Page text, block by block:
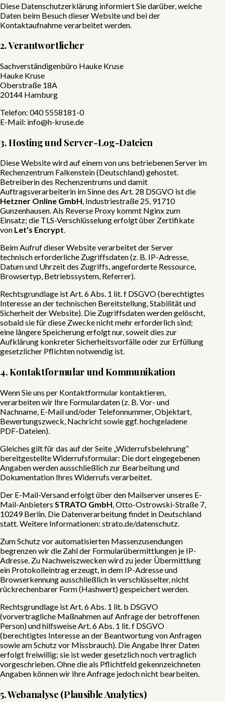
Diese Datenschutzerklärung informiert Sie darüber, welche
Daten beim Besuch dieser Website und bei der
Kontaktaufnahme verarbeitet werden.
2. Verantwortlicher
Sachverständigenbüro Hauke Kruse
Hauke Kruse
Oberstraße 18A
20144 Hamburg
Telefon: 040 5558181-0
E-Mail: info@h-kruse.de
3. Hosting und Server-Log-Dateien
Diese Website wird auf einem von uns betriebenen Server im
Rechenzentrum Falkenstein (Deutschland) gehostet.
Betreiberin des Rechenzentrums und damit
Auftragsverarbeiterin im Sinne des Art. 28 DSGVO ist die
Hetzner Online GmbH, Industriestraße 25, 91710
Gunzenhausen. Als Reverse Proxy kommt Nginx zum
Einsatz; die TLS-Verschlüsselung erfolgt über Zertifikate
von Let's Encrypt.
Beim Aufruf dieser Website verarbeitet der Server
technisch erforderliche Zugriffsdaten (z. B. IP-Adresse,
Datum und Uhrzeit des Zugriffs, angeforderte Ressource,
Browsertyp, Betriebssystem, Referrer).
Rechtsgrundlage ist Art. 6 Abs. 1 lit. f DSGVO (berechtigtes
Interesse an der technischen Bereitstellung, Stabilität und
Sicherheit der Website). Die Zugriffsdaten werden gelöscht,
sobald sie für diese Zwecke nicht mehr erforderlich sind;
eine längere Speicherung erfolgt nur, soweit dies zur
Aufklärung konkreter Sicherheitsvorfälle oder zur Erfüllung
gesetzlicher Pflichten notwendig ist.
4. Kontaktformular und Kommunikation
Wenn Sie uns per Kontaktformular kontaktieren,
verarbeiten wir Ihre Formulardaten (z. B. Vor- und
Nachname, E-Mail und/oder Telefonnummer, Objektart,
Bewertungszweck, Nachricht sowie ggf. hochgeladene
PDF-Dateien).
Gleiches gilt für das auf der Seite „Widerrufsbelehrung“
bereitgestellte Widerrufsformular: Die dort eingegebenen
Angaben werden ausschließlich zur Bearbeitung und
Dokumentation Ihres Widerrufs verarbeitet.
Der E-Mail-Versand erfolgt über den Mailserver unseres E-
Mail-Anbieters STRATO GmbH, Otto-Ostrowski-Straße 7,
10249 Berlin. Die Datenverarbeitung findet in Deutschland
statt. Weitere Informationen: strato.de/datenschutz.
Zum Schutz vor automatisierten Massenzusendungen
begrenzen wir die Zahl der Formularübermittlungen je IP-
Adresse. Zu Nachweiszwecken wird zu jeder Übermittlung
ein Protokolleintrag erzeugt, in dem IP-Adresse und
Browserkennung ausschließlich in verschlüsselter, nicht
rückrechenbarer Form (Hashwert) gespeichert werden.
Rechtsgrundlage ist Art. 6 Abs. 1 lit. b DSGVO
(vorvertragliche Maßnahmen auf Anfrage der betroffenen
Person) und hilfsweise Art. 6 Abs. 1 lit. f DSGVO
(berechtigtes Interesse an der Beantwortung von Anfragen
sowie am Schutz vor Missbrauch). Die Angabe Ihrer Daten
erfolgt freiwillig; sie ist weder gesetzlich noch vertraglich
vorgeschrieben. Ohne die als Pflichtfeld gekennzeichneten
Angaben können wir Ihre Anfrage jedoch nicht bearbeiten.
5. Webanalyse (Plausible Analytics)